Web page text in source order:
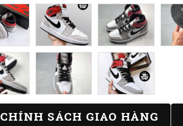
CHÍNH SÁCH GIAO HÀNG